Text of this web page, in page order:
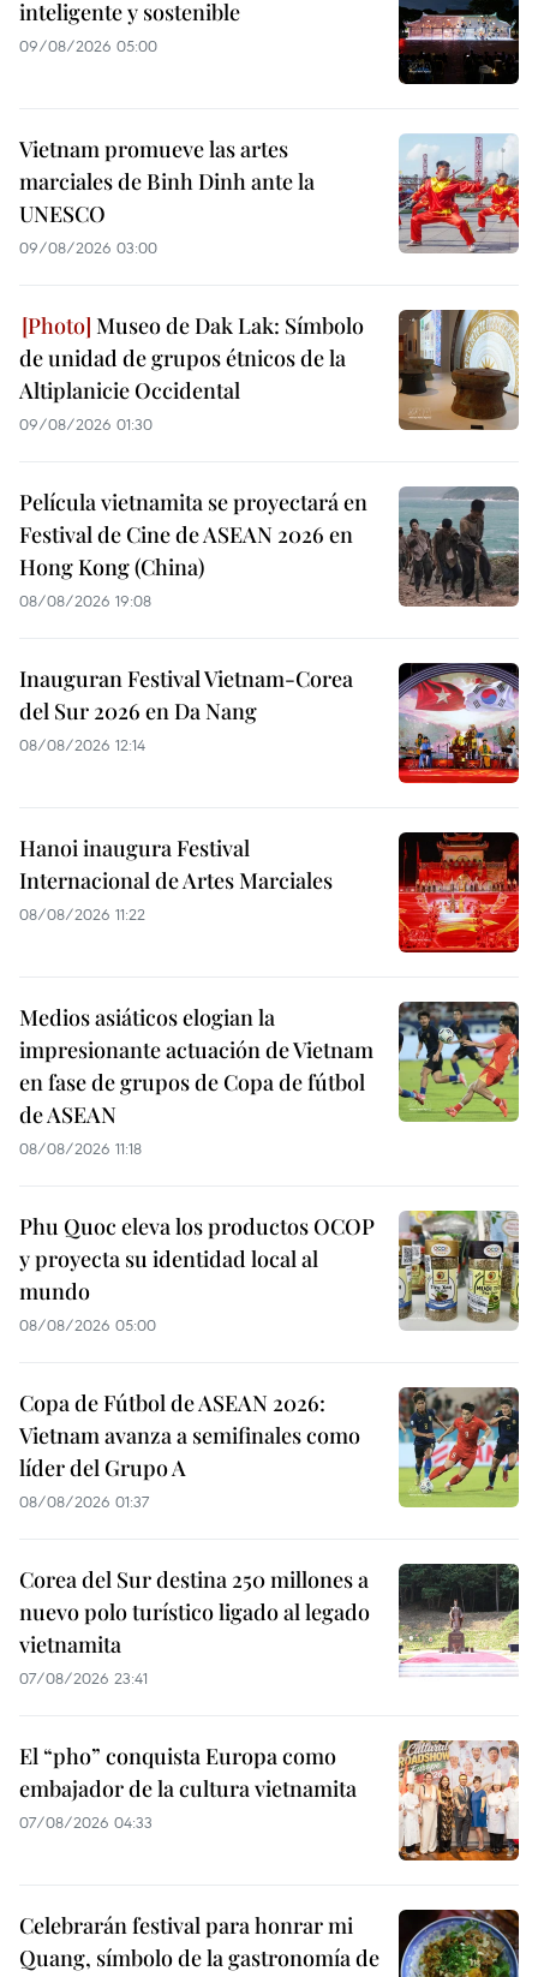
inteligente y sostenible
09/08/2026 05:00
Vietnam promueve las artes
marciales de Binh Dinh ante la
UNESCO
09/08/2026 03:00
Museo de Dak Lak: Símbolo
de unidad de grupos étnicos de la
Altiplanicie Occidental
09/08/2026 01:30
Película vietnamita se proyectará en
Festival de Cine de ASEAN 2026 en
Hong Kong (China)
08/08/2026 19:08
Inauguran Festival Vietnam-Corea
del Sur 2026 en Da Nang
08/08/2026 12:14
Hanoi inaugura Festival
Internacional de Artes Marciales
08/08/2026 11:22
Medios asiáticos elogian la
impresionante actuación de Vietnam
en fase de grupos de Copa de fútbol
de ASEAN
08/08/2026 11:18
Phu Quoc eleva los productos OCOP
y proyecta su identidad local al
mundo
08/08/2026 05:00
Copa de Fútbol de ASEAN 2026:
Vietnam avanza a semifinales como
líder del Grupo A
08/08/2026 01:37
Corea del Sur destina 250 millones a
nuevo polo turístico ligado al legado
vietnamita
07/08/2026 23:41
El “pho” conquista Europa como
embajador de la cultura vietnamita
07/08/2026 04:33
Celebrarán festival para honrar mi
Quang, símbolo de la gastronomía de